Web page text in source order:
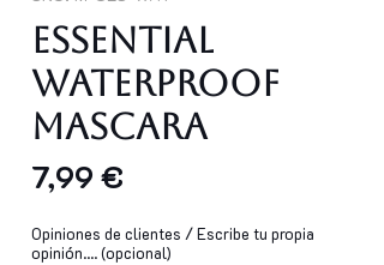
Essential
Waterproof
Mascara
7,99 €
Opiniones de clientes / Escribe tu propia
opinión.... (opcional)